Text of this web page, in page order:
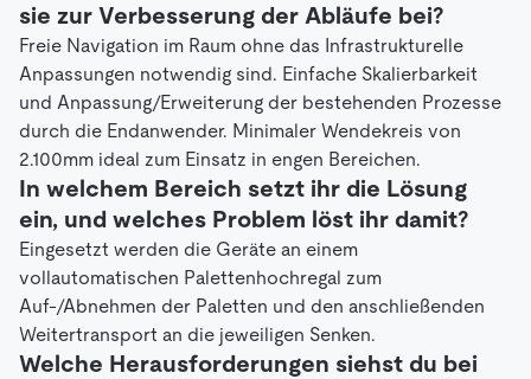
sie zur Verbesserung der Abläufe bei?
Freie Navigation im Raum ohne das Infrastrukturelle
Anpassungen notwendig sind. Einfache Skalierbarkeit
und Anpassung/Erweiterung der bestehenden Prozesse
durch die Endanwender. Minimaler Wendekreis von
2.100mm ideal zum Einsatz in engen Bereichen.
In welchem Bereich setzt ihr die Lösung
ein, und welches Problem löst ihr damit?
Eingesetzt werden die Geräte an einem
vollautomatischen Palettenhochregal zum
Auf-/Abnehmen der Paletten und den anschließenden
Weitertransport an die jeweiligen Senken.
Welche Herausforderungen siehst du bei